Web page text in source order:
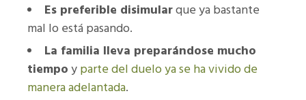
Es preferible disimularque ya bastante
mal lo está pasando.
La familia lleva preparándose mucho
tiempoyparte del duelo ya se ha vivido de
manera adelantada.